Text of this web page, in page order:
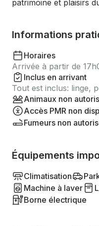
patrimoine et plaisirs
Informations
Horaires
Arrivée à partir de
Inclus en arrivant
Tout est inclus: linge,
Animaux non
Accès PMR non
Fumeurs non
Équipements
Climatisation
Machine à laver
Borne électrique